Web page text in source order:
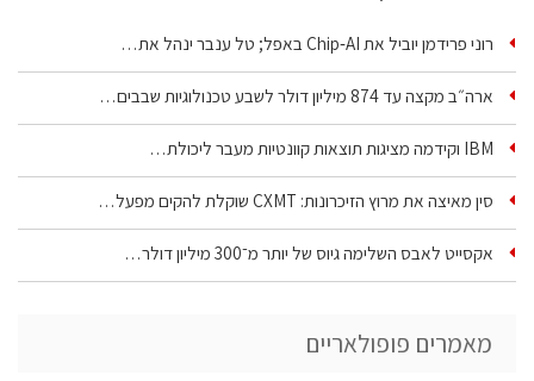
רוני פרידמן יוביל את Chip‑AI באפל; טל ענבר ינהל את…
ארה״ב מקצה עד 874 מיליון דולר לשבע טכנולוגיות שבבים…
IBM וקידמה מציגות תוצאות קוונטיות מעבר ליכולת…
סין מאיצה את מרוץ הזיכרונות: CXMT שוקלת להקים מפעל…
אקסייט לאבס השלימה גיוס של יותר מ־300 מיליון דולר…
מאמרים פופולאריים